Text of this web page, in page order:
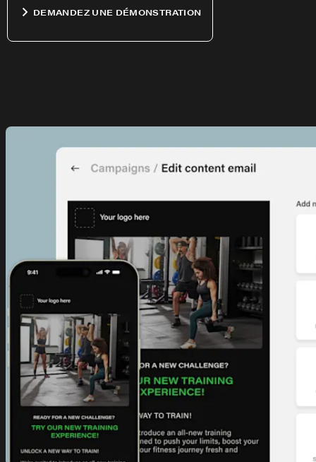
DEMANDEZ UNE DÉMONSTRATION